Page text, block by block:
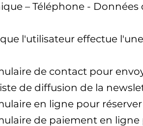
– Téléphone -
l'utilisateur effectue
de contact pour
de diffusion de la
en ligne pour
de paiement en